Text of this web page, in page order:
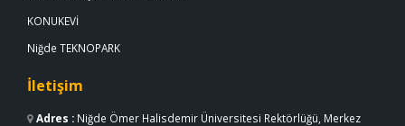
KONUKEVİ
Niğde TEKNOPARK
İletişim
Adres : Niğde Ömer Halisdemir Üniversitesi Rektörlüğü, Merkez